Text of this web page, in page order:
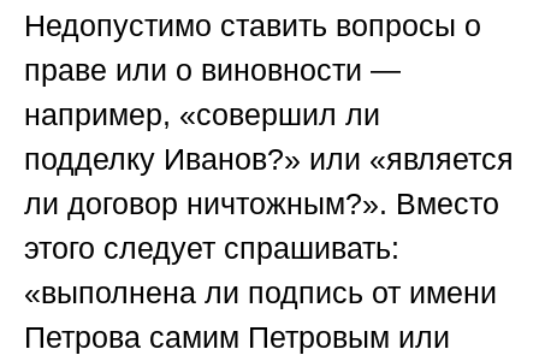
Недопустимо ставить вопросы о
праве или о виновности —
например, «совершил ли
подделку Иванов?» или «является
ли договор ничтожным?». Вместо
этого следует спрашивать:
«выполнена ли подпись от имени
Петрова самим Петровым или